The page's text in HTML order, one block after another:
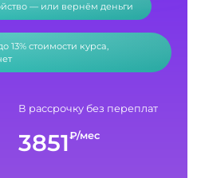
— или вернём деньги
13% стоимости курса,
В рассрочку без переплат
3851₽/мес